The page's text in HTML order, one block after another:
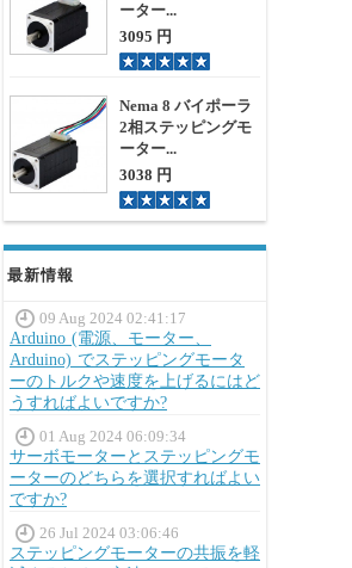
ーター...
3095 円
Nema 8 バイポーラ
2相ステッピングモ
ーター...
3038 円
最新情報
09 Aug 2024 02:41:17
Arduino (電源、モーター、
Arduino) でステッピングモータ
ーのトルクや速度を上げるにはど
うすればよいですか?
01 Aug 2024 06:09:34
サーボモーターとステッピングモ
ーターのどちらを選択すればよい
ですか?
26 Jul 2024 03:06:46
ステッピングモーターの共振を軽